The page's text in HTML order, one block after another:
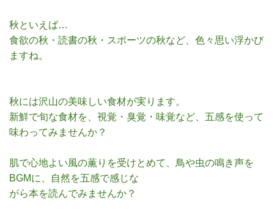
秋といえば…
食欲の秋・読書の秋・スポーツの秋など、色々思い浮かび
ますね。
秋には沢山の美味しい食材が実ります。
新鮮で旬な食材を、視覚・臭覚・味覚など、五感を使って
味わってみませんか？
肌で心地よい風の薫りを受けとめて、鳥や虫の鳴き声を
BGMに、自然を五感で感じな
がら本を読んでみませんか？